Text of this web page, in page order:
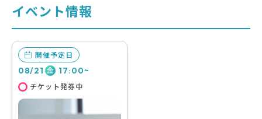
イベント情報
開催予定日
08/21 金 17:00~
チケット発券中